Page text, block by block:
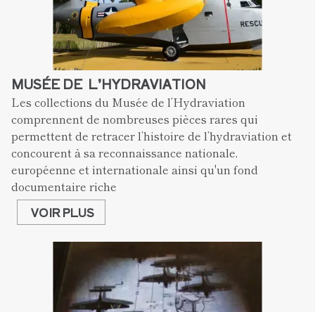
MUSÉE DE  L’HYDRAVIATION
Les collections du Musée de l’Hydraviation
comprennent de nombreuses pièces rares qui
permettent de retracer l’histoire de l’hydraviation et
concourent à sa reconnaissance nationale,
européenne et internationale ainsi qu'un fond
documentaire riche
VOIR PLUS